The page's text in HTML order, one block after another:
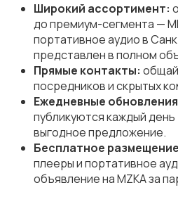
Микрофоны
Широкий ассортимент:
до премиум-сегмента —
портативное аудио в
представлен в полном
Прямые контакты:
посредников и скрытых
Ежедневные
публикуются каждый
выгодное предложение.
Бесплатное
плееры и портативное
объявление на MZKA за